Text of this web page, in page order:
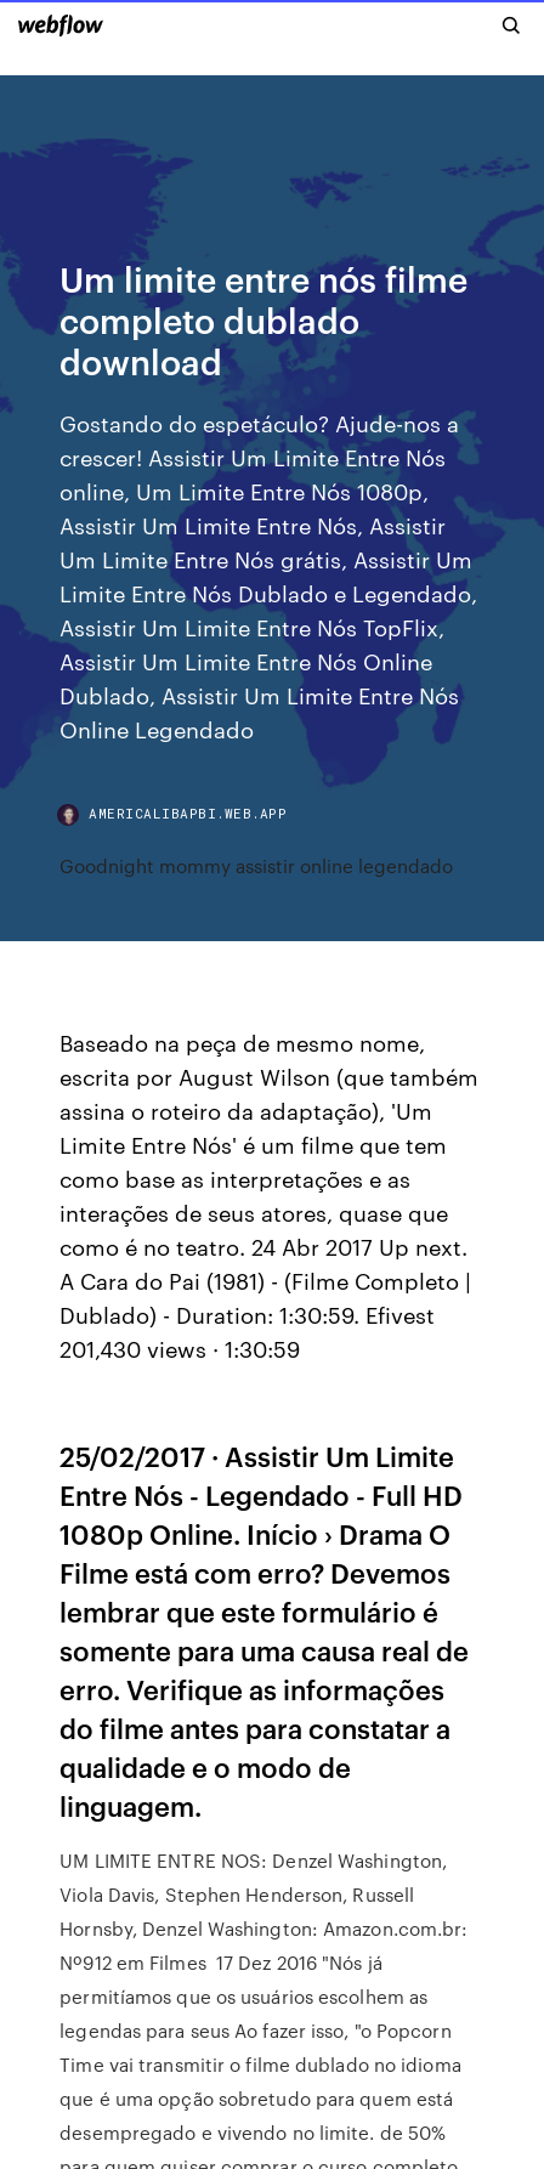
Um limite entre nós filme
completo dublado
download
Gostando do espetáculo? Ajude-nos a
crescer! Assistir Um Limite Entre Nós
online, Um Limite Entre Nós 1080p,
Assistir Um Limite Entre Nós, Assistir
Um Limite Entre Nós grátis, Assistir Um
Limite Entre Nós Dublado e Legendado,
Assistir Um Limite Entre Nós TopFlix,
Assistir Um Limite Entre Nós Online
Dublado, Assistir Um Limite Entre Nós
Online Legendado
AMERICALIBAPBI.WEB.APP
Goodnight mommy assistir online legendado
Baseado na peça de mesmo nome,
escrita por August Wilson (que também
assina o roteiro da adaptação), 'Um
Limite Entre Nós' é um filme que tem
como base as interpretações e as
interações de seus atores, quase que
como é no teatro. 24 Abr 2017 Up next.
A Cara do Pai (1981) - (Filme Completo |
Dublado) - Duration: 1:30:59. Efivest
201,430 views · 1:30:59
25/02/2017 · Assistir Um Limite
Entre Nós - Legendado - Full HD
1080p Online. Início › Drama O
Filme está com erro? Devemos
lembrar que este formulário é
somente para uma causa real de
erro. Verifique as informações
do filme antes para constatar a
qualidade e o modo de
linguagem.
UM LIMITE ENTRE NOS: Denzel Washington,
Viola Davis, Stephen Henderson, Russell
Hornsby, Denzel Washington: Amazon.com.br:
Nº912 em Filmes 17 Dez 2016 "Nós já
permitíamos que os usuários escolhem as
legendas para seus Ao fazer isso, "o Popcorn
Time vai transmitir o filme dublado no idioma
que é uma opção sobretudo para quem está
desempregado e vivendo no limite. de 50%